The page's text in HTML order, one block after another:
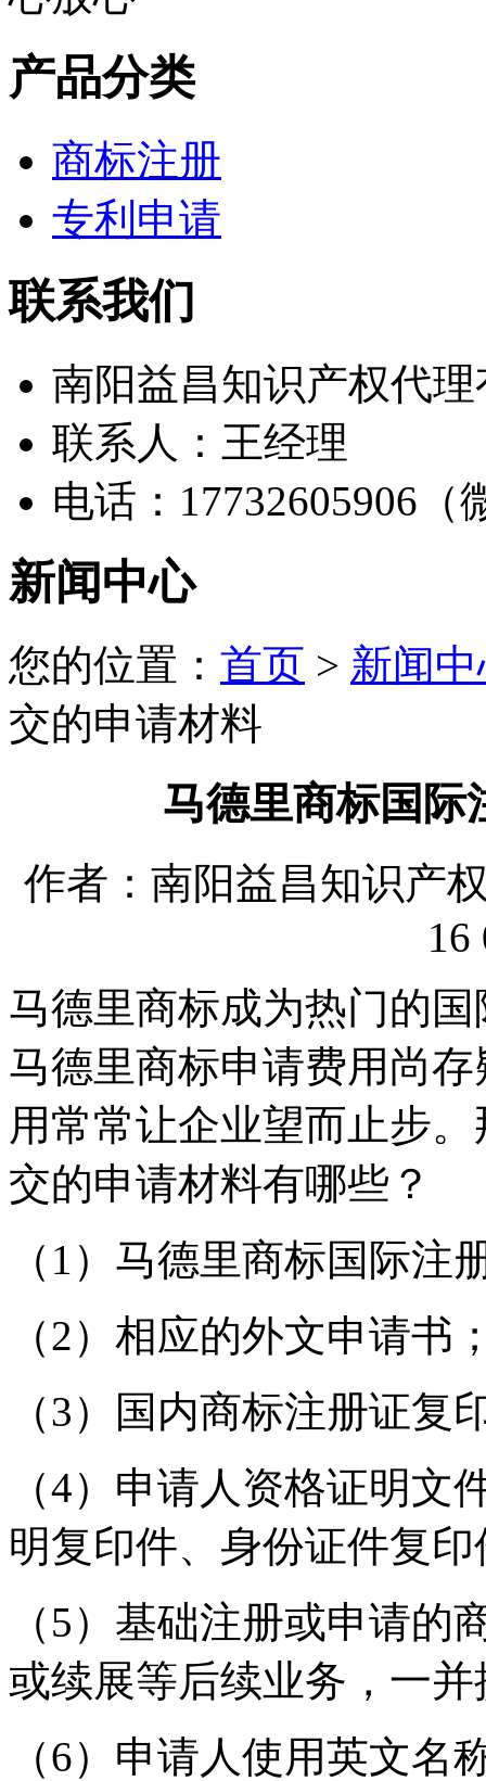
产品分类
商标注册
专利申请
联系我们
南阳益昌知识产权代
联系人：王经理
电话：17732605906（
新闻中心
您的位置： 首页 > 新闻
交的申请材料
马德里商标国际
作者：南阳益昌知识产
16
马德里商标成为热门的
马德里商标申请费用尚
用常常让企业望而止步
交的申请材料有哪些？
（1）马德里商标国际注
（2）相应的外文申请书
（3）国内商标注册证复
（4）申请人资格证明
明复印件、身份证件复印
（5）基础注册或申请
或续展等后续业务，一
（6）申请人使用英文